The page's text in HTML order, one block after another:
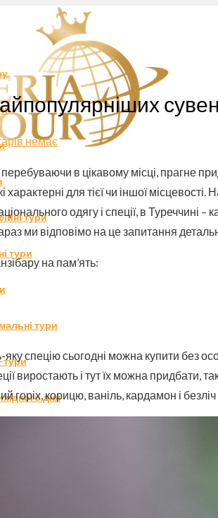
тури
тури
тури
тури
дня
немає
в цікавому місці, прагне
характерні для тієї чи іншої
одягу і спеції, в Туреччині
ми відповімо на це запитання
на пам’ять:
спецію сьогодні можна купити без
виростають і тут їх можна придбати,
горіх, корицю, ваніль, кардамон і